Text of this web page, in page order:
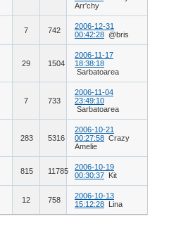
Arr'chy
7 742
2006-12-31
00:42:28 @bris
29 1504
2006-11-17
18:38:18
Sarbatoarea
7 733
2006-11-04
23:49:10
Sarbatoarea
283 5316
2006-10-21
00:27:58 Crazy
Amelie
815 11785
2006-10-19
00:30:37
Kit
12 758
2006-10-13
15:12:28
Lina